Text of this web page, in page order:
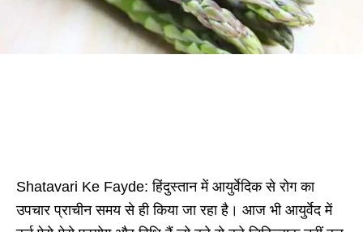
Shatavari Ke Fayde: हिंदुस्तान में आयुर्वेदिक से रोग का
उपचार प्राचीन समय से ही किया जा रहा है। आज भी आयुर्वेद में